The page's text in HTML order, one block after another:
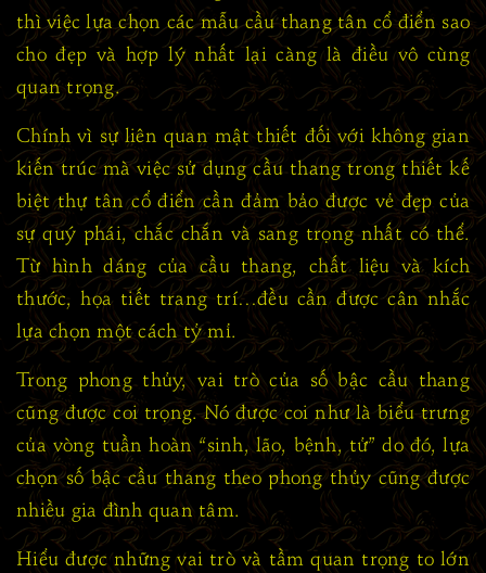
thì việc lựa chọn các mẫu cầu thang tân cổ điển sao
cho đẹp và hợp lý nhất lại càng là điều vô cùng
quan trọng.
Chính vì sự liên quan mật thiết đối với không gian
kiến trúc mà việc sử dụng cầu thang trong thiết kế
biệt thự tân cổ điển cần đảm bảo được vẻ đẹp của
sự quý phái, chắc chắn và sang trọng nhất có thể.
Từ hình dáng của cầu thang, chất liệu và kích
thước, họa tiết trang trí…đều cần được cân nhắc
lựa chọn một cách tỷ mỉ.
Trong phong thủy, vai trò của số bậc cầu thang
cũng được coi trọng. Nó được coi như là biểu trưng
của vòng tuần hoàn “sinh, lão, bệnh, tử” do đó, lựa
chọn số bậc cầu thang theo phong thủy cũng được
nhiều gia đình quan tâm.
Hiểu được những vai trò và tầm quan trọng to lớn